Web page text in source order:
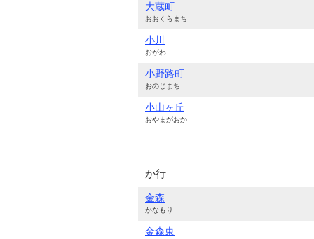
大蔵町
おおくらまち
小川
おがわ
小野路町
おのじまち
小山ヶ丘
おやまがおか
か行
金森
かなもり
金森東